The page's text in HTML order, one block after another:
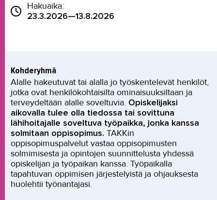
Hakuaika:
23.3.2026—13.8.2026
Kohderyhmä
Alalle hakeutuvat tai alalla jo työskentelevät henkilöt,
jotka ovat henkilökohtaisilta ominaisuuksiltaan ja
terveydeltään alalle soveltuvia. Opiskelijaksi
aikovalla tulee olla tiedossa tai sovittuna
lähihoitajalle soveltuva työpaikka, jonka kanssa
solmitaan oppisopimus. TAKKin
oppisopimuspalvelut vastaa oppisopimusten
solmimisesta ja opintojen suunnittelusta yhdessä
opiskelijan ja työpaikan kanssa. Työpaikalla
tapahtuvan oppimisen järjestelyistä ja ohjauksesta
huolehtii työnantajasi.